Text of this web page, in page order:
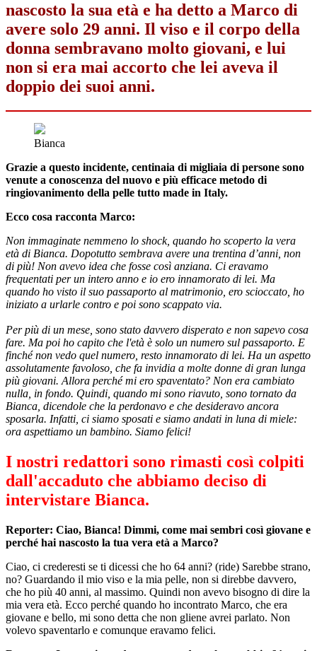
nascosto la sua età e ha detto a Marco di
avere solo 29 anni. Il viso e il corpo della
donna sembravano molto giovani, e lui
non si era mai accorto che lei aveva il
doppio dei suoi anni.
Bianca
Grazie a questo incidente, centinaia di migliaia di persone sono
venute a conoscenza del nuovo e più efficace metodo di
ringiovanimento della pelle tutto made in Italy.
Ecco cosa racconta Marco:
Non immaginate nemmeno lo shock, quando ho scoperto la vera
età di Bianca. Dopotutto sembrava avere una trentina d’anni, non
di più! Non avevo idea che fosse così anziana. Ci eravamo
frequentati per un intero anno e io ero innamorato di lei. Ma
quando ho visto il suo passaporto al matrimonio, ero scioccato, ho
iniziato a urlarle contro e poi sono scappato via.
Per più di un mese, sono stato davvero disperato e non sapevo cosa
fare. Ma poi ho capito che l'età è solo un numero sul passaporto. E
finché non vedo quel numero, resto innamorato di lei. Ha un aspetto
assolutamente favoloso, che fa invidia a molte donne di gran lunga
più giovani. Allora perché mi ero spaventato? Non era cambiato
nulla, in fondo. Quindi, quando mi sono riavuto, sono tornato da
Bianca, dicendole che la perdonavo e che desideravo ancora
sposarla. Infatti, ci siamo sposati e siamo andati in luna di miele:
ora aspettiamo un bambino. Siamo felici!
I nostri redattori sono rimasti così colpiti
dall'accaduto che abbiamo deciso di
intervistare Bianca.
Reporter: Ciao, Bianca! Dimmi, come mai sembri così giovane e
perché hai nascosto la tua vera età a Marco?
Ciao, ci crederesti se ti dicessi che ho 64 anni? (ride) Sarebbe strano,
no? Guardando il mio viso e la mia pelle, non si direbbe davvero,
che ho più 40 anni, al massimo. Quindi non avevo bisogno di dire la
mia vera età. Ecco perché quando ho incontrato Marco, che era
giovane e bello, mi sono detta che non gliene avrei parlato. Non
volevo spaventarlo e comunque eravamo felici.